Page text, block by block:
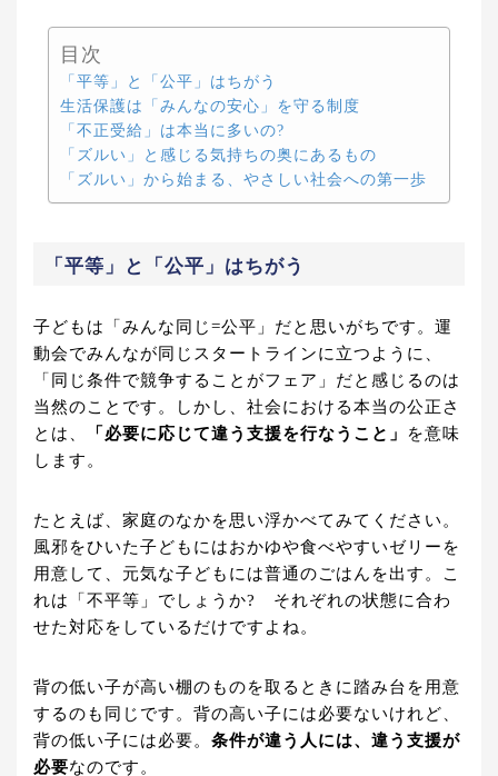
目次
「平等」と「公平」はちがう
生活保護は「みんなの安心」を守る制度
「不正受給」は本当に多いの?
「ズルい」と感じる気持ちの奥にあるもの
「ズルい」から始まる、やさしい社会への第一歩
「平等」と「公平」はちがう
子どもは「みんな同じ=公平」だと思いがちです。運
動会でみんなが同じスタートラインに立つように、
「同じ条件で競争することがフェア」だと感じるのは
当然のことです。しかし、社会における本当の公正さ
とは、
「必要に応じて違う支援を行なうこと」
を意味
します。
たとえば、家庭のなかを思い浮かべてみてください。
風邪をひいた子どもにはおかゆや食べやすいゼリーを
用意して、元気な子どもには普通のごはんを出す。こ
れは「不平等」でしょうか? それぞれの状態に合わ
せた対応をしているだけですよね。
背の低い子が高い棚のものを取るときに踏み台を用意
するのも同じです。背の高い子には必要ないけれど、
背の低い子には必要。 条件が違う人には、違う支援が
必要なのです。